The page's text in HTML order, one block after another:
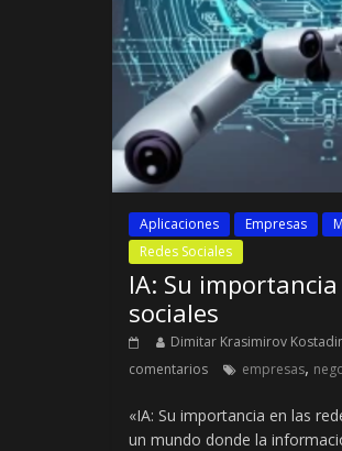
Aplicaciones Empresas
Redes Sociales
IA: Su
sociales
Dimitar Krasimirov
comentarios
empresas,
«IA: Su importancia en las
un mundo donde la